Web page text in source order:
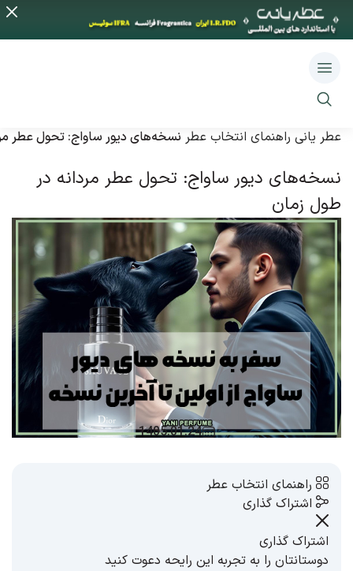
عطر یانی راهنمای انتخاب عطر نسخه‌های دیور ساواج: تحول عطر
نسخه‌های دیور ساواج: تحول عطر مردانه در
طول زمان
1405.01.24
راهنمای انتخاب عطر
اشتراک گذاری
اشتراک گذاری
دوستانتان را به تجربه این رایحه دعوت کنید